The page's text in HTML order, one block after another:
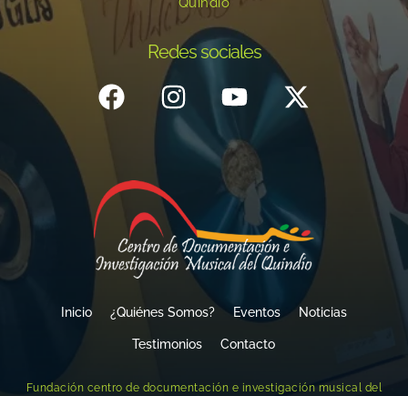
Redes sociales
Inicio ¿Quiénes Somos? Eventos Noticias
Testimonios Contacto
Fundación centro de documentación e investigación musical del